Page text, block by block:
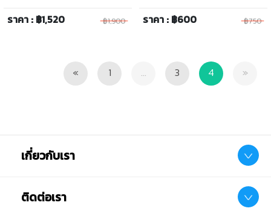
ราคา : ฿1,520 ฿1,900 ราคา : ฿600 ฿750
« Previous1 ... 3 4 »Next
เกี่ยวกับเรา
ติดต่อเรา